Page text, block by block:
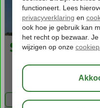
Safaga